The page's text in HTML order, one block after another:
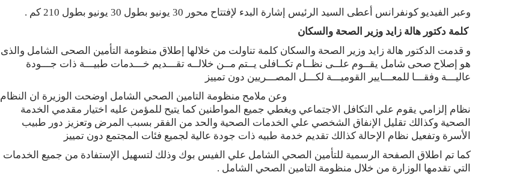
وعبر الفيديو كونفرانس أعطى السيد الرئيس إشارة البدء لإفتتاح محور 30 يونيو بطول 30 يونيو بطول 210 كم .
كلمة دكتور هالة زايد وزير الصحة والسكان
و قدمت الدكتور هالة زايد وزير الصحة والسكان كلمة تناولت من خلالها إطلاق منظومة التأمين الصحى الشامل والذى
هو إصلاح صحى شامل يقــوم علــى نظــام تكــافلى يــتم مــن خلالــه تقـــديم خـــدمات طبيـــة ذات جـــودة
عاليـــة وفقـــا للمعـــايير القوميـــة لكـــل المصـــريين دون تمييز
وعن ملامح منظومة التامين الصحي الشامل اوضحت الوزيرة ان النظام
نظام إلزامي يقوم علي التكافل الاجتماعي ويغطي جميع المواطنين كما يتيح للمؤمن عليه اختيار مقدمي الخدمة
الصحية وكذالك تقليل الإنفاق الشخصي علي الخدمات الصحية والحد من الفقر بسبب المرض وتعزيز دور طبيب
الأسرة وتفعيل نظام الإحالة كذالك تقديم خدمة طبيه ذات جودة عالية لجميع فئات المجتمع دون تمييز
كما تم اطلاق الصفحة الرسمية للتأمين الصحي الشامل علي الفيس بوك وذلك لتسهيل الإستفادة من جميع الخدمات
التي تقدمها الوزارة من خلال منظومة التامين الصحي الشامل .